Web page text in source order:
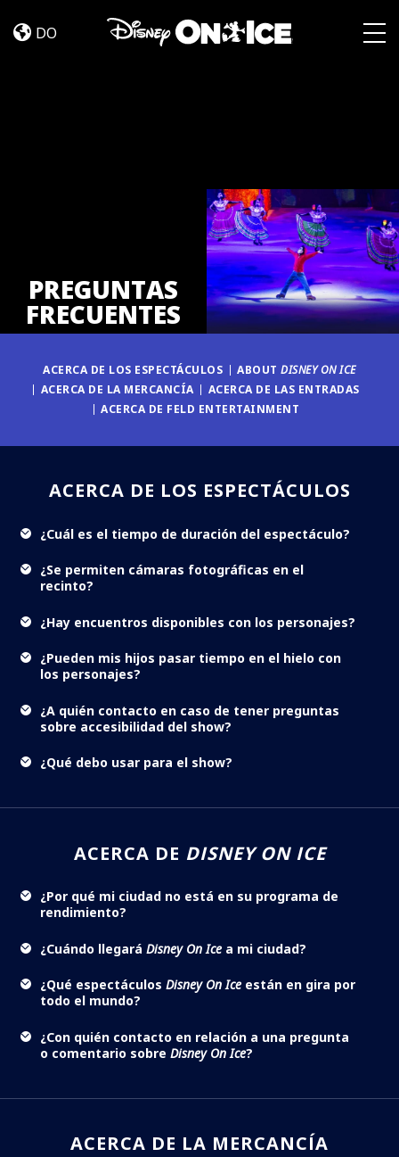
FRECUENTES
DO
PREGUNTAS
FRECUENTES
ACERCA DE LOS ESPECTÁCULOS ABOUTDISNEY ON ICE
ACERCA DE LA MERCANCÍA
ACERCA DE LAS ENTRADAS
ACERCA DE FELD ENTERTAINMENT
ACERCA DE LOS ESPECTÁCULOS
¿Cuál es el tiempo de duración del espectáculo?
¿Se permiten cámaras fotográficas en el
recinto?
¿Hay encuentros disponibles con los personajes?
¿Pueden mis hijos pasar tiempo en el hielo con
los personajes?
¿A quién contacto en caso de tener preguntas
sobre accesibilidad del show?
¿Qué debo usar para el show?
ACERCA DE DISNEY ON ICE
¿Por qué mi ciudad no está en su programa de
rendimiento?
¿Cuándo llegará Disney On Ice a mi ciudad?
¿Qué espectáculos Disney On Ice están en gira por
todo el mundo?
¿Con quién contacto en relación a una pregunta
o comentario sobre Disney On Ice?
ACERCA DE LA MERCANCÍA